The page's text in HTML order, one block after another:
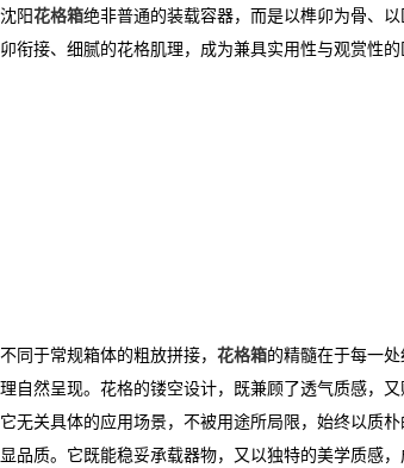
沈阳花格箱绝非普通的装载容器，而是以榫卯为骨、
卯衔接、细腻的花格肌理，成为兼具实用性与观赏性
不同于常规箱体的粗放拼接， 花格箱的精髓在于每一
理自然呈现。花格的镂空设计，既兼顾了透气质感，
它无关具体的应用场景，不被用途所局限，始终以质
显品质。它既能稳妥承载器物，又以独特的美学质感